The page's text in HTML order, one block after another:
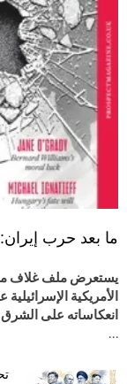
ما بعد حرب
الأمريكية
انعكاساته على
…